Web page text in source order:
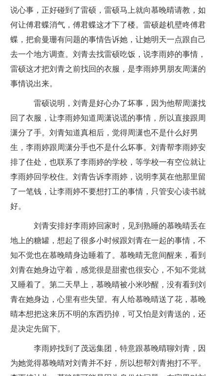
说心事，正好碰到了雷硕，雷硕马上就向慕晚晴请教，如
何让傅君蝶消气，傅君蝶这才下了楼。雷硕趁机壁咚傅君
蝶，把俞曼珊有问题的事情告诉她，让她明天一点跟自己
去一个地方调查。刘青去找雷硕吃饭，说李雨婷的事情，
雷硕这才把刘青之前找回的衣服，是李雨婷男朋友周潇的
事情说出来。
雷硕说明，刘青是好心办了坏事，因为他帮周潇找
回了衣服，让李雨婷知道周潇说谎的事情，所以直接跟周
潇分了手。刘青知道真相后，觉得周潇也不是什么好男
生，李雨婷跟周潇分手也不是什么坏事。刘青帮李雨婷安
排了住处，也联系了李雨婷的学校，等学校一有空位就让
李雨婷回学校住。刘青告诉李雨婷，说明李莫在他那里留
了一笔钱，让李雨婷不要想打工的事情，只管安心读书就
好。
刘青安排好李雨婷回家时，见到熟睡的慕晚晴丢在
地上的糖罐，想起了很多小时候跟刘青在一起的事情，不
知不觉也在慕晚晴身边睡着了。慕晚晴无意间醒来，看到
刘青在她身边守着，感觉很是甜蜜也很安心，不知不觉就
又睡着了。第二天早上，慕晚晴被小米吵醒，没有看到刘
青在她身边，心里有些失望。有人给慕晚晴送了花，慕晚
晴本想把这来历不明的东西扔掉，可又怕是刘青送的，还
是决定先留下。
李雨婷找到了茂远集团，特意跟慕晚晴聊刘青，因
为她觉得慕晚晴对刘青并不好，所以想帮刘青抱打不平。